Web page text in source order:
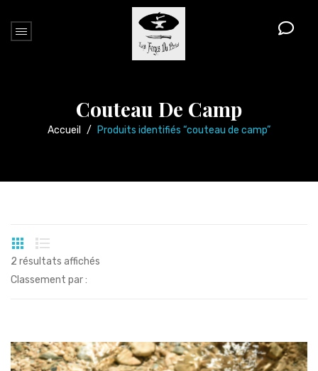
Couteau De Camp
Accueil / Produits identifiés “couteau de camp”
2 résultats affichés
Classement par :